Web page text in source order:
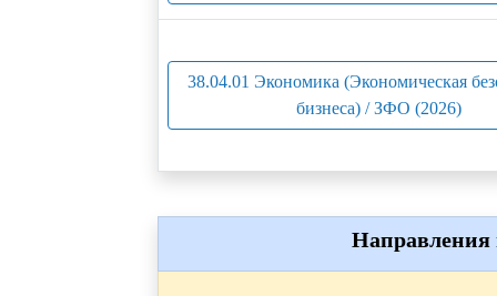
38.04.01 Экономика (Экономическая
бизнеса) / ЗФО (2026)
Направления